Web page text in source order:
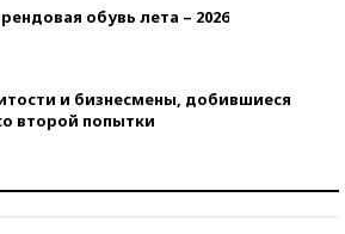
обувь лета – 2026
и бизнесмены, добившиеся
второй попытки